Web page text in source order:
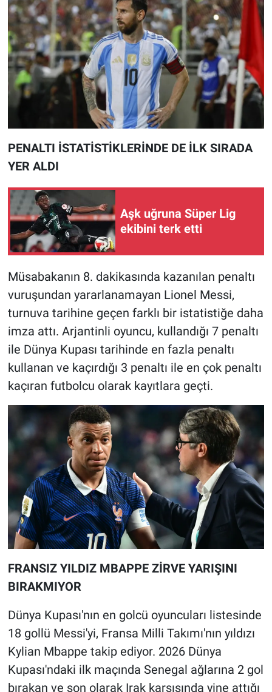
PENALTI İSTATİSTİKLERİNDE DE İLK SIRADA
YER ALDI
Aşk uğruna Süper Lig
ekibini terk etti
Müsabakanın 8. dakikasında kazanılan penaltı
vuruşundan yararlanamayan Lionel Messi,
turnuva tarihine geçen farklı bir istatistiğe daha
imza attı. Arjantinli oyuncu, kullandığı 7 penaltı
ile Dünya Kupası tarihinde en fazla penaltı
kullanan ve kaçırdığı 3 penaltı ile en çok penaltı
kaçıran futbolcu olarak kayıtlara geçti.
FRANSIZ YILDIZ MBAPPE ZİRVE YARIŞINI
BIRAKMIYOR
Dünya Kupası'nın en golcü oyuncuları listesinde
18 gollü Messi'yi, Fransa Milli Takımı'nın yıldızı
Kylian Mbappe takip ediyor. 2026 Dünya
Kupası'ndaki ilk maçında Senegal ağlarına 2 gol
bırakan ve son olarak Irak karşısında yine attığı